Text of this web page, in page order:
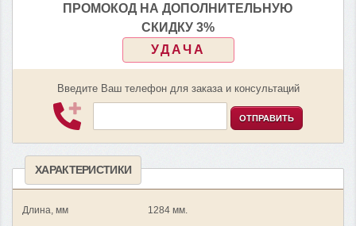
ПРОМОКОД НА ДОПОЛНИТЕЛЬНУЮ
СКИДКУ 3%
УДАЧА
Введите Ваш телефон для заказа и консультаций
ОТПРАВИТЬ
ХАРАКТЕРИСТИКИ
Длина, мм 1284 мм.